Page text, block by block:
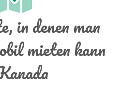
in denen man
mieten kann